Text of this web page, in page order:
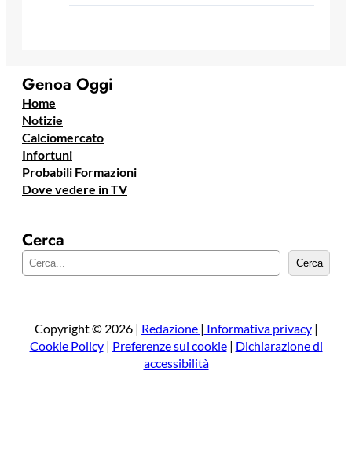
Genoa Oggi
Home
Notizie
Calciomercato
Infortuni
Probabili Formazioni
Dove vedere in TV
Cerca
e
a
Cerca
Copyright © 2026 | Redazione | Informativa privacy|
Cookie Policy| Preferenze sui cookie| Dichiarazione di
accessibilità